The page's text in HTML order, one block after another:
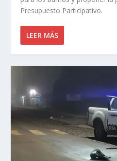
Presupuesto Participativo.
LEER MÁS